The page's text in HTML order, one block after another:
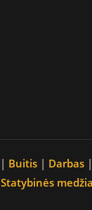
| Buitis | Darbas |
Statybinės